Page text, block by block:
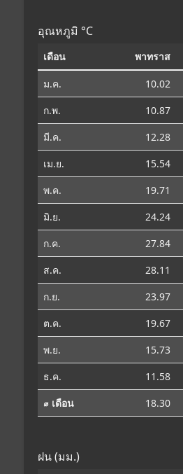
อุณหภูมิ °C
เดือน พาทราส
ม.ค. 10.02
ก.พ.
10.87
มี.ค.
12.28
เม.ย.
15.54
พ.ค.
19.71
มิ.ย.
24.24
ก.ค.
27.84
ส.ค.
28.11
ก.ย.
23.97
ต.ค.
19.67
พ.ย.
15.73
ธ.ค.
11.58
⌀ เดือน
18.30
ฝน (มม.)